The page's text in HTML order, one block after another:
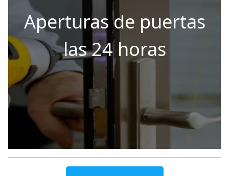
Aperturas de puertas
las 24 horas